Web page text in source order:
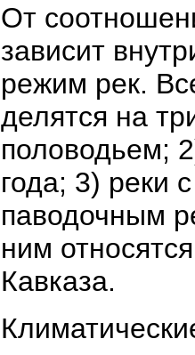
От
зависит
режим рек.
делятся на
половодьем;
года; 3) реки
паводочным
ним
Кавказа.